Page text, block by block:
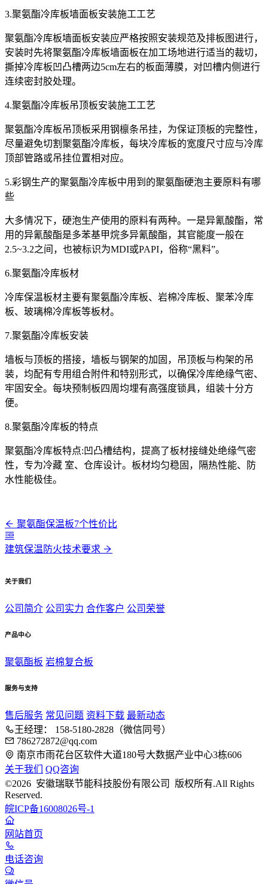
3.聚氨酯冷库板墙面板安装施工工艺
聚氨酯冷库板墙面板安装应严格按照安装规范及排板图进行，
安装时先将聚氨酯冷库板墙面板在加工场地进行适当的裁切，
撕掉冷库板凹凸槽两边5cm左右的板面薄膜，对凹槽内侧进行
连续密封胶处理。
4.聚氨酯冷库板吊顶板安装施工工艺
聚氨酯冷库板吊顶板采用钢檩条吊挂，为保证顶板的完整性，
尽量避免切割聚氨酯冷库板，每块冷库板的宽度尺寸应与冷库
顶部管路或吊挂位置相对应。
5.彩钢生产的聚氨酯冷库板中用到的聚氨酯硬泡主要原料有哪
些
大多情况下，硬泡生产使用的原料有两种。一是异氰酸酯，常
用的异氰酸酯是多苯基甲烷多异氰酸酯，其官能度一般在
2.5~3.2之间，也被标识为MDI或PAPI，俗称“黑料”。
6.聚氨酯冷库板材
冷库保温板材主要有聚氨酯冷库板、岩棉冷库板、聚苯冷库
板、玻璃棉冷库板等板材。
7.聚氨酯冷库板安装
墙板与顶板的搭接，墙板与钢架的加固，吊顶板与构架的吊
装，均配有专用组合附件和特别形式，以确保冷库绝缘气密、
牢固安全。每块预制板四周均埋有高强度锁具，组装十分方
便。
8.聚氨酯冷库板的特点
聚氨酯冷库板特点:凹凸槽结构，提高了板材接缝处绝缘气密
性，专为冷藏 室、仓库设计。板材均匀稳固，隔热性能、防
水性能极佳。
聚氨酯保温板7个性价比
建筑保温防火技术要求
关于我们
公司简介 公司实力 合作客户 公司荣誉
产品中心
聚氨酯板 岩棉复合板
服务与支持
售后服务 常见问题 资料下载 最新动态
王经理： 158-5180-2828（微信同号）
786272872@qq.com
南京市雨花台区软件大道180号大数据产业中心3栋606
关于我们
QQ咨询
©2026 安徽瑞联节能科技股份有限公司 版权所有.All Rights
Reserved.
皖ICP备16008026号-1
网站首页
电话咨询